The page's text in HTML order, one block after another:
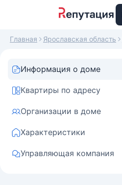
Главная Ярославская область
Информация о доме
Квартиры по адресу
Организации в доме
Характеристики
Управляющая компания